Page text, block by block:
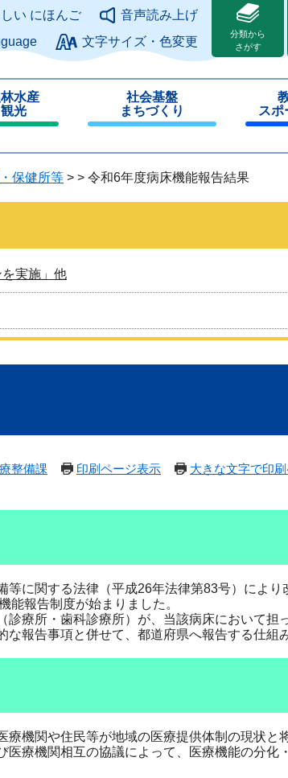
このページの本文へ
い にほんご
音声読み上げ
文字サイズ・色変更
分類から
さがす
水産
光
社会基盤
まちづくり
じ
る
スポ
じ
る
保健所等 > > 令和6年度病床機能報告結果
実施」他
整備課 印刷ページ表示 大きな文字で印
に関する法律（平成26年法律第83号）により
能報告制度が始まりました。
療所・歯科診療所）が、当該病床において担
報告事項と併せて、都道府県へ報告する仕組
機関や住民等が地域の医療提供体制の現状と
療機関相互の協議によって、医療機能の分化